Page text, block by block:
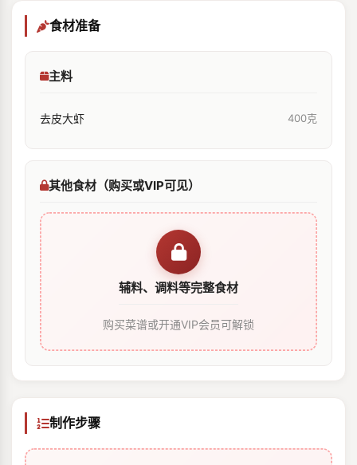
食材准备
主料
去皮大虾 400克
其他食材（购买或VIP可见）
辅料、调料等完整食材
购买菜谱或开通VIP会员可解锁
制作步骤